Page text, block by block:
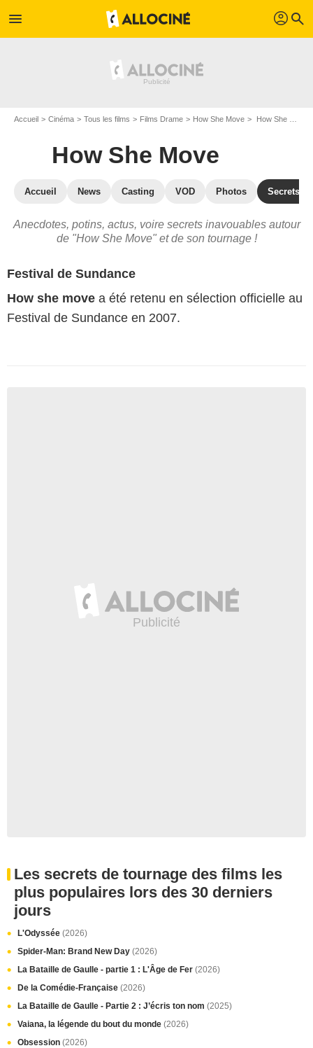
menu profil search
Accueil Cinéma Tous les films Films Drame How She Move How She Move : les secrets du tournage
How She Move
Accueil News Casting VOD Photos Secrets
Anecdotes, potins, actus, voire secrets inavouables autour
de "How She Move" et de son tournage !
Festival de Sundance
How she move a été retenu en sélection officielle au
Festival de Sundance en 2007.
Les secrets de tournage des films les
plus populaires lors des 30 derniers
jours
L'Odyssée (2026)
Spider-Man: Brand New Day (2026)
La Bataille de Gaulle - partie 1 : L'Âge de Fer (2026)
De la Comédie-Française (2026)
La Bataille de Gaulle - Partie 2 : J’écris ton nom (2025)
Vaiana, la légende du bout du monde (2026)
Obsession (2026)